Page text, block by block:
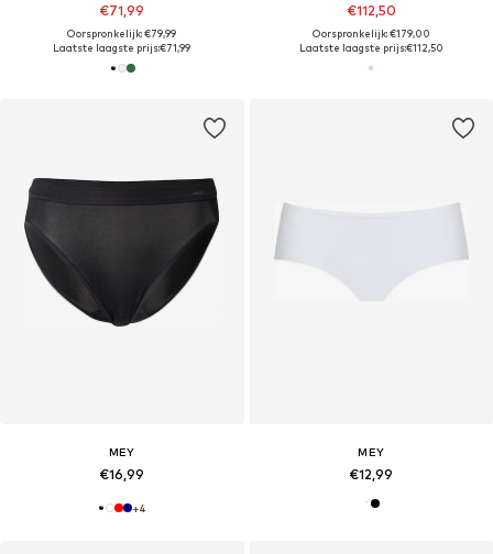
€71,99
Oorspronkelijk: €79,99
Laatste laagste prijs:€71,99
€112,50
Oorspronkelijk: €179,00
Laatste laagste prijs:€112,50
MEY
€16,99
+4
MEY
€12,99